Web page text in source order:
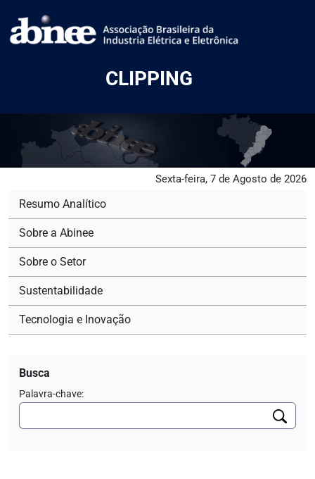
CLIPPING
Sexta-feira, 7 de Agosto de 2026
Resumo Analítico
Sobre a Abinee
Sobre o Setor
Sustentabilidade
Tecnologia e Inovação
Busca
Palavra-chave: